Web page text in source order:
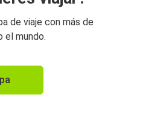
de viaje con más de
el mundo.